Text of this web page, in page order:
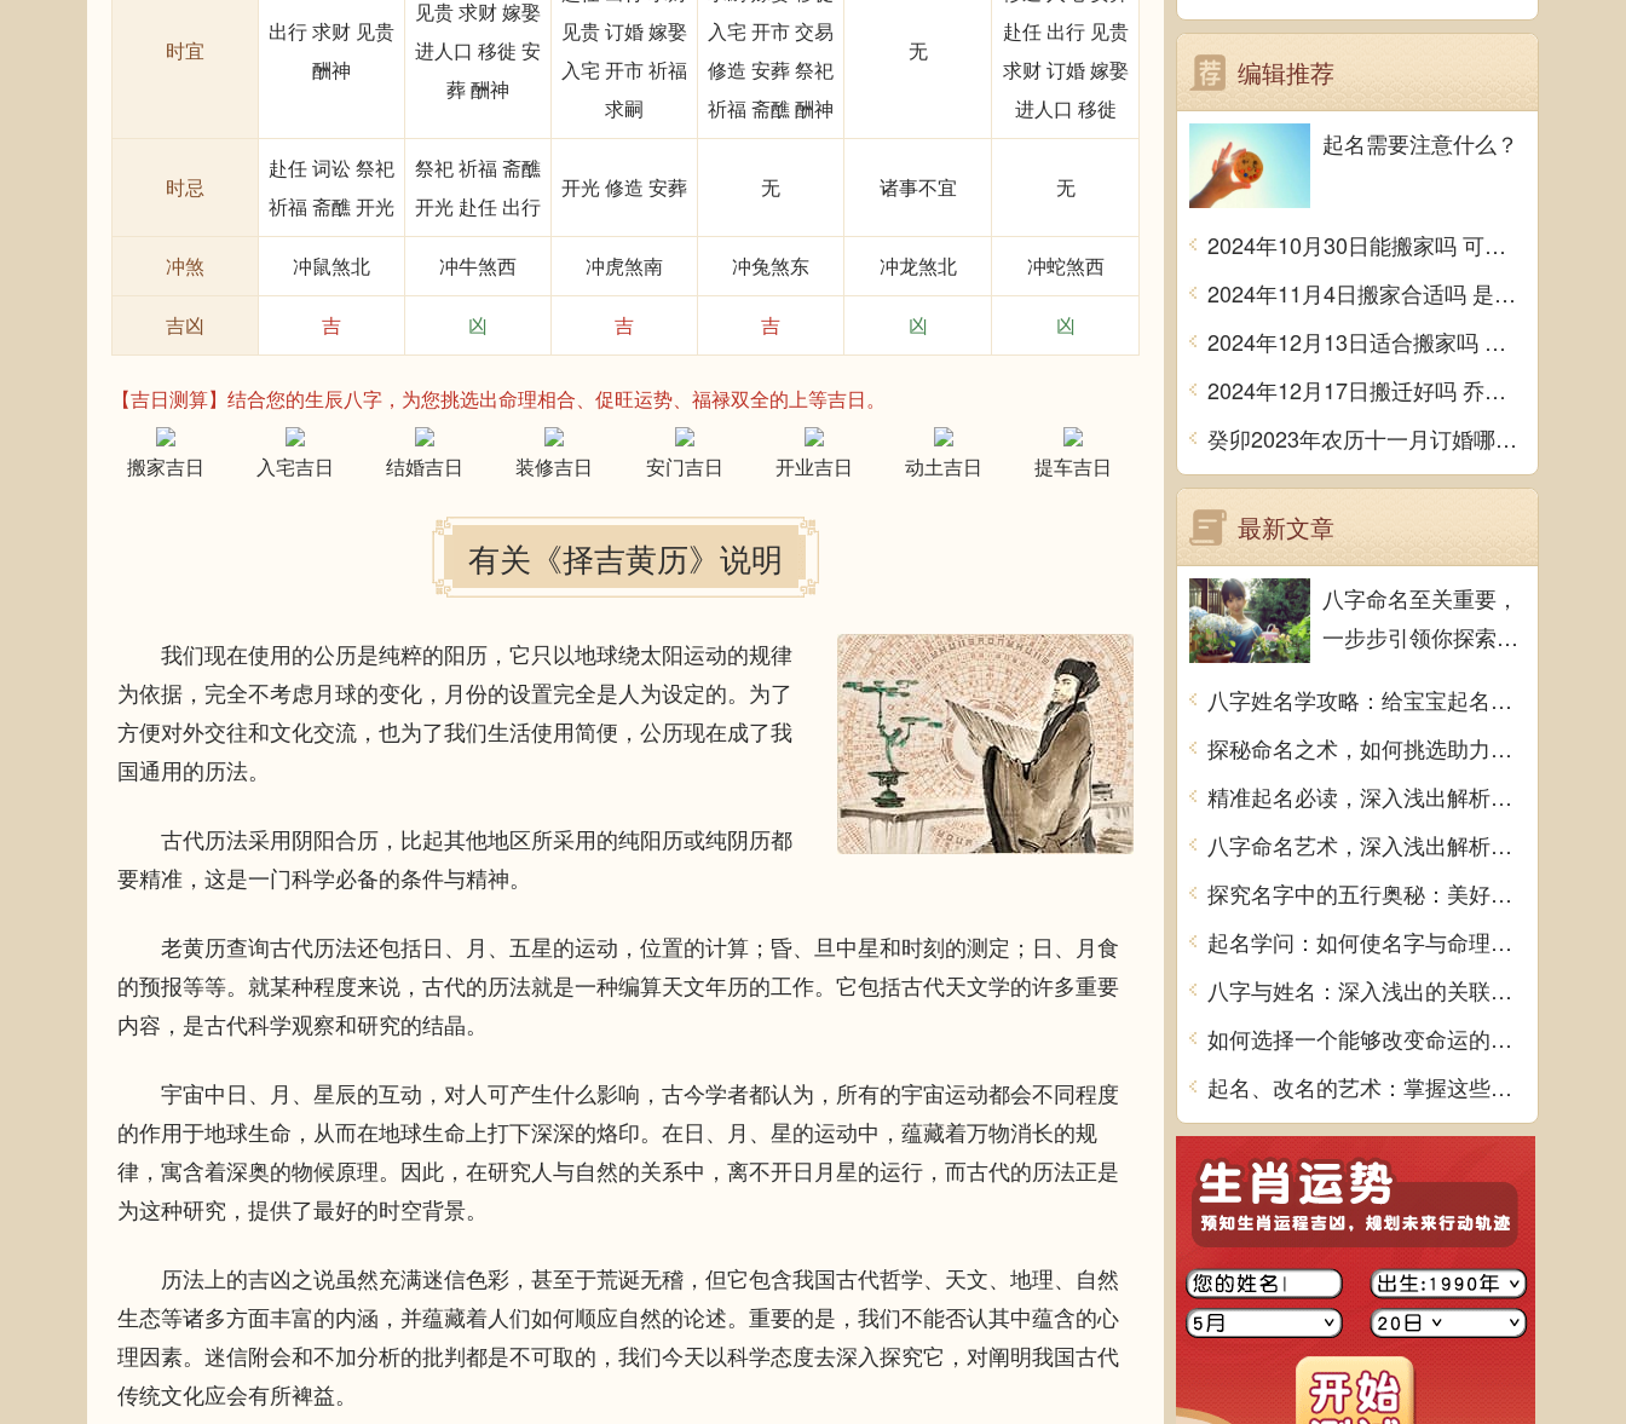
时宜
出行 求财 见贵
酬神
见贵 求财 嫁娶
进人口 移徙 安
葬 酬神
见贵 订婚 嫁娶
入宅 开市 祈福
求嗣
入宅 开市 交易
修造 安葬 祭祀
祈福 斋醮 酬神
无
赴任 出行 见贵
求财 订婚 嫁娶
进人口 移徙
时忌
赴任 词讼 祭祀
祈福 斋醮 开光
祭祀 祈福 斋醮
开光 赴任 出行
开光 修造 安葬 无 诸事不宜 无
冲煞 冲鼠煞北 冲牛煞西 冲虎煞南 冲兔煞东 冲龙煞北 冲蛇煞西
吉凶 吉 凶 吉 吉 凶 凶
【吉日测算】结合您的生辰八字，为您挑选出命理相合、促旺运势、福禄双全的上等吉日。
搬家吉日 入宅吉日 结婚吉日 装修吉日 安门吉日 开业吉日 动土吉日 提车吉日
有关《择吉黄历》说明
我们现在使用的公历是纯粹的阳历，它只以地球绕太阳运动的规律
为依据，完全不考虑月球的变化，月份的设置完全是人为设定的。为了
方便对外交往和文化交流，也为了我们生活使用简便，公历现在成了我
国通用的历法。
古代历法采用阴阳合历，比起其他地区所采用的纯阳历或纯阴历都
要精准，这是一门科学必备的条件与精神。
老黄历查询古代历法还包括日、月、五星的运动，位置的计算；昏、旦中星和时刻的测定；日、月食
的预报等等。就某种程度来说，古代的历法就是一种编算天文年历的工作。它包括古代天文学的许多重要
内容，是古代科学观察和研究的结晶。
宇宙中日、月、星辰的互动，对人可产生什么影响，古今学者都认为，所有的宇宙运动都会不同程度
的作用于地球生命，从而在地球生命上打下深深的烙印。在日、月、星的运动中，蕴藏着万物消长的规
律，寓含着深奥的物候原理。因此，在研究人与自然的关系中，离不开日月星的运行，而古代的历法正是
为这种研究，提供了最好的时空背景。
历法上的吉凶之说虽然充满迷信色彩，甚至于荒诞无稽，但它包含我国古代哲学、天文、地理、自然
生态等诸多方面丰富的内涵，并蕴藏着人们如何顺应自然的论述。重要的是，我们不能否认其中蕴含的心
理因素。迷信附会和不加分析的批判都是不可取的，我们今天以科学态度去深入探究它，对阐明我国古代
传统文化应会有所裨益。
编辑推荐
起名需要注意什么？
2024年10月30日能搬家吗 可不可以搬迁
2024年11月4日搬家合适吗 是乔迁大吉日吗
2024年12月13日适合搬家吗 今天搬迁好不好
2024年12月17日搬迁好吗 乔迁好不好
癸卯2023年农历十一月订婚哪天日子比较好 是黄道吉日吗
最新文章
八字命名至关重要，
一步步引领你探索取
八字姓名学攻略：给宝宝起名的关键注意事项全解析
探秘命名之术，如何挑选助力命运的佳名
精准起名必读，深入浅出解析八字命理禁忌
八字命名艺术，深入浅出解析步骤与技巧
探究名字中的五行奥秘：美好寓意大盘点
起名学问：如何使名字与命理相得益彰
八字与姓名：深入浅出的关联解析
如何选择一个能够改变命运的好名字
起名、改名的艺术：掌握这些原则是关键！